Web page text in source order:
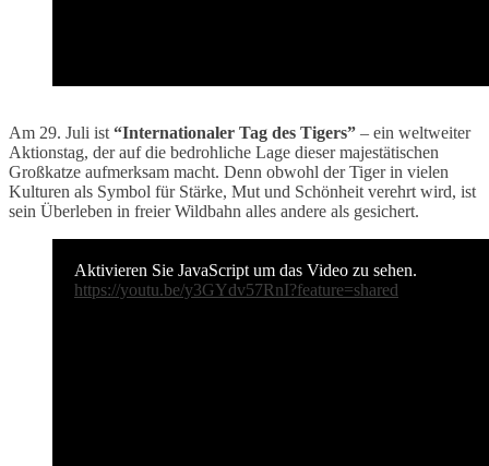
Am 29. Juli ist “Internationaler Tag des Tigers” – ein weltweiter
Aktionstag, der auf die bedrohliche Lage dieser majestätischen
Großkatze aufmerksam macht. Denn obwohl der Tiger in vielen
Kulturen als Symbol für Stärke, Mut und Schönheit verehrt wird, ist
sein Überleben in freier Wildbahn alles andere als gesichert.
Aktivieren Sie JavaScript um das Video zu sehen.
https://youtu.be/y3GYdv57RnI?feature=shared